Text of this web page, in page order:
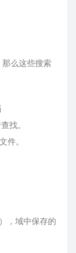
么这些搜索
找。
件。
，域中保存的